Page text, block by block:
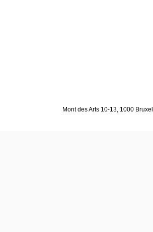
Mont des Arts 10-13, 1000